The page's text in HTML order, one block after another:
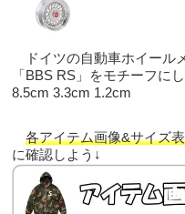
ドイツの自動車ホイール
「BBS RS」をモチーフに
8.5cm 3.3cm 1.2cm
各アイテム画像&サイズ
に確認しよう↓